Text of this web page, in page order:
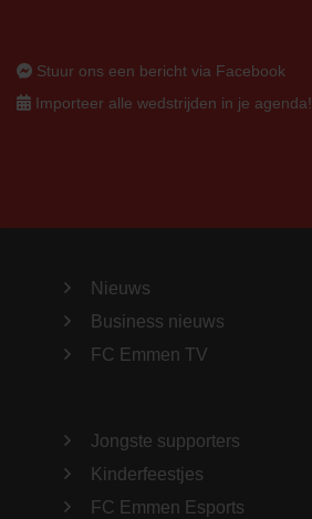
Stuur ons een bericht via Facebook
Importeer alle wedstrijden in je agenda!
Nieuws
Business nieuws
FC Emmen TV
Jongste supporters
Kinderfeestjes
FC Emmen Esports